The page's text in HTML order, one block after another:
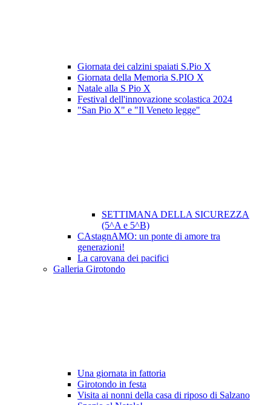
Giornata dei calzini spaiati S.Pio X
Giornata della Memoria S.PIO X
Natale alla S Pio X
Festival dell'innovazione scolastica 2024
"San Pio X" e "Il Veneto legge"
SETTIMANA DELLA SICUREZZA
(5^A e 5^B)
CAstagnAMO: un ponte di amore tra
generazioni!
La carovana dei pacifici
Galleria Girotondo
Una giornata in fattoria
Girotondo in festa
Visita ai nonni della casa di riposo di Salzano